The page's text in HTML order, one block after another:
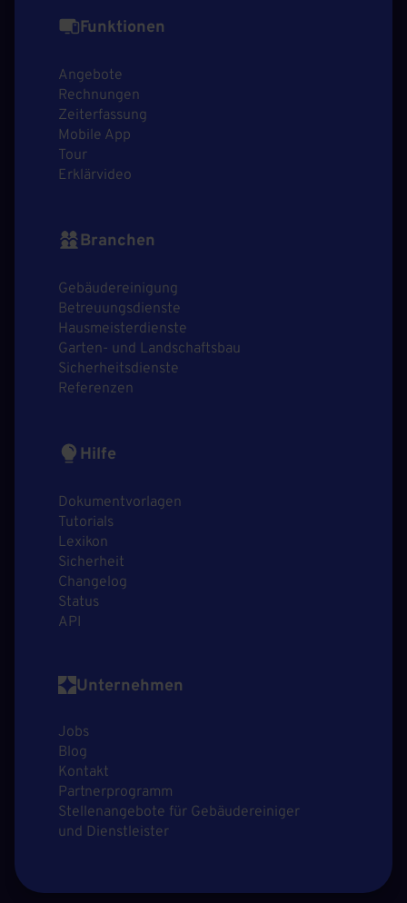
Funktionen
Angebote
Rechnungen
Zeiterfassung
Mobile App
Tour
Erklärvideo
Branchen
Gebäudereinigung
Betreuungsdienste
Hausmeisterdienste
Garten- und Landschaftsbau
Sicherheitsdienste
Referenzen
Hilfe
Dokumentvorlagen
Tutorials
Lexikon
Sicherheit
Changelog
Status
API
Unternehmen
Jobs
Blog
Kontakt
Partnerprogramm
Stellenangebote für Gebäudereiniger
und Dienstleister